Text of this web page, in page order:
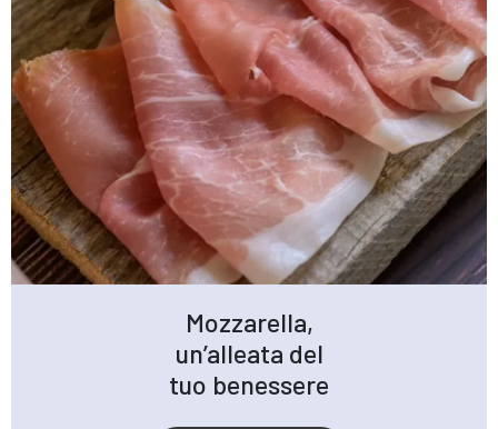
Mozzarella,
un’alleata del
tuo benessere